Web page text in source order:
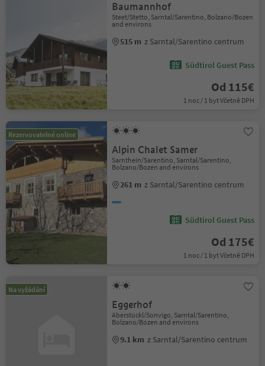
Baumannhof
Steet/Stetto, Sarntal/Sarentino, Bolzano/Bozen
and environs
515 m z Sarntal/Sarentino centrum
Südtirol Guest Pass
Od 115€
1 noc / 1 byt Včetně DPH
Rezervovatelné online
Alpin Chalet Samer
Sarnthein/Sarentino, Sarntal/Sarentino,
Bolzano/Bozen and environs
261 m z Sarntal/Sarentino centrum
Südtirol Guest Pass
Od 175€
1 noc / 1 byt Včetně DPH
Na vyžádání
Eggerhof
Aberstückl/Sonvigo, Sarntal/Sarentino,
Bolzano/Bozen and environs
9.1 km z Sarntal/Sarentino centrum